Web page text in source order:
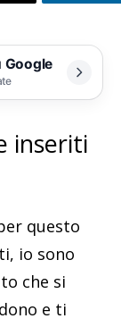
Google
inseriti
questo
io sono
che si
e ti